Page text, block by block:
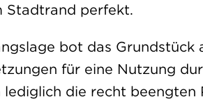
Stadtrand perfekt.
bot das Grundstück
für eine Nutzung
die recht beengten